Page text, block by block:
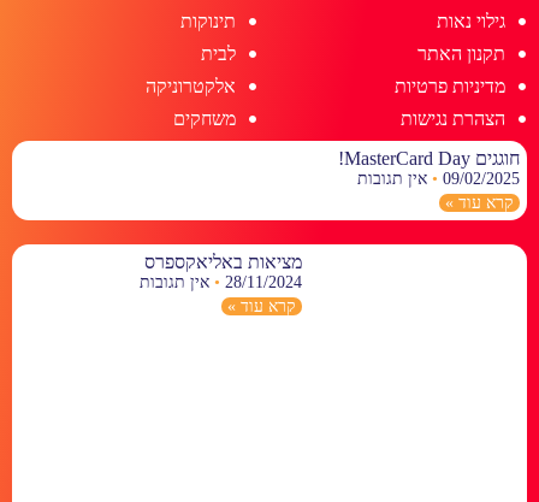
גילוי נאות
תקנון האתר
מדיניות פרטיות
הצהרת נגישות
תינוקות
לבית
אלקטרוניקה
משחקים
חוגגים MasterCard Day!
09/02/2025
אין תגובות
קרא עוד »
מציאות באליאקספרס
28/11/2024 אין תגובות
קרא עוד »